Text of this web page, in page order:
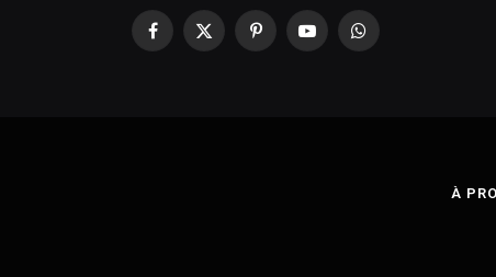
Facebook
X
PinterestYouTubeWhatsApp
À